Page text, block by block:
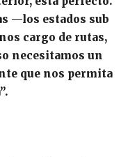
—los estados sub
cargo de rutas,
necesitamos un
que nos permita